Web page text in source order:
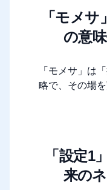
「モメ
の意
「モメサ」は
略で、その場
「設定1
来の